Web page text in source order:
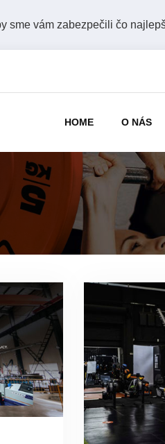
sme vám zabezpečili čo
HOME O NÁS